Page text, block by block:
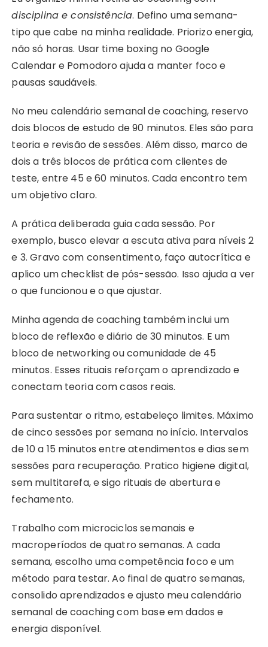
disciplina e consistência. Defino uma semana-
tipo que cabe na minha realidade. Priorizo energia,
não só horas. Usar time boxing no Google
Calendar e Pomodoro ajuda a manter foco e
pausas saudáveis.
No meu calendário semanal de coaching, reservo
dois blocos de estudo de 90 minutos. Eles são para
teoria e revisão de sessões. Além disso, marco de
dois a três blocos de prática com clientes de
teste, entre 45 e 60 minutos. Cada encontro tem
um objetivo claro.
A prática deliberada guia cada sessão. Por
exemplo, busco elevar a escuta ativa para níveis 2
e 3. Gravo com consentimento, faço autocrítica e
aplico um checklist de pós-sessão. Isso ajuda a ver
o que funcionou e o que ajustar.
Minha agenda de coaching também inclui um
bloco de reflexão e diário de 30 minutos. E um
bloco de networking ou comunidade de 45
minutos. Esses rituais reforçam o aprendizado e
conectam teoria com casos reais.
Para sustentar o ritmo, estabeleço limites. Máximo
de cinco sessões por semana no início. Intervalos
de 10 a 15 minutos entre atendimentos e dias sem
sessões para recuperação. Pratico higiene digital,
sem multitarefa, e sigo rituais de abertura e
fechamento.
Trabalho com microciclos semanais e
macroperíodos de quatro semanas. A cada
semana, escolho uma competência foco e um
método para testar. Ao final de quatro semanas,
consolido aprendizados e ajusto meu calendário
semanal de coaching com base em dados e
energia disponível.